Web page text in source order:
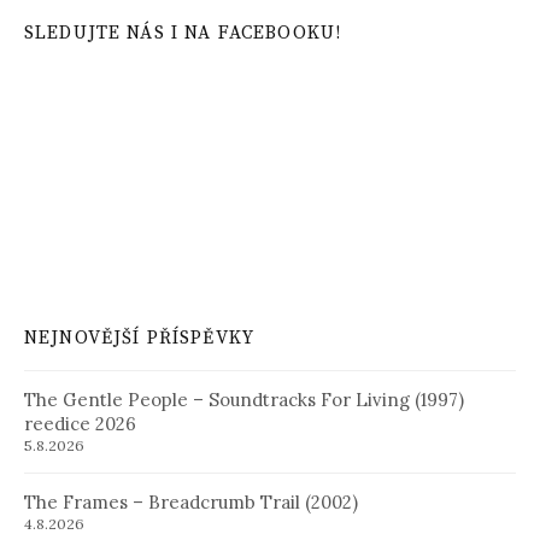
SLEDUJTE NÁS I NA FACEBOOKU!
NEJNOVĚJŠÍ PŘÍSPĚVKY
The Gentle People – Soundtracks For Living (1997)
reedice 2026
5.8.2026
The Frames – Breadcrumb Trail (2002)
4.8.2026